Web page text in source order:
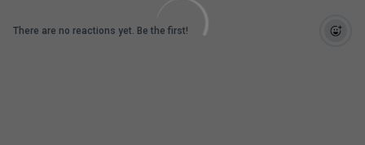
There are no reactions yet. Be the first!